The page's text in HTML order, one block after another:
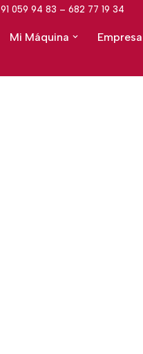
91 059 94 83 – 682 77 19 34
Mi Máquina Empresa